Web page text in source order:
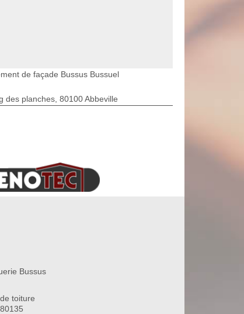
de façade Bussus Bussuel
des planches, 80100 Abbeville
Bussus
toiture